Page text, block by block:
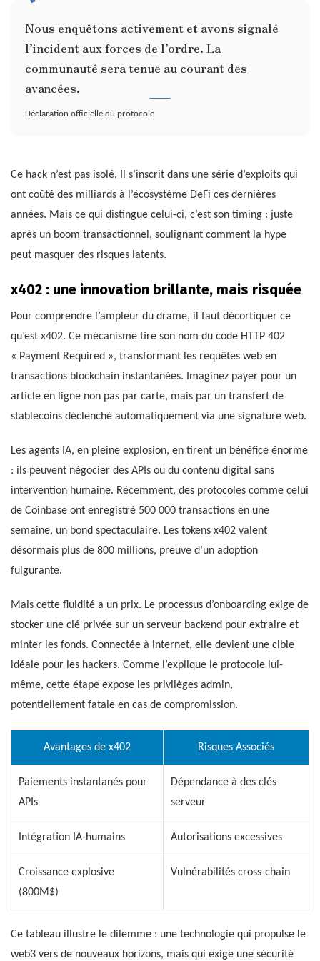
Nous enquêtons activement et avons signalé
l’incident aux forces de l’ordre. La
communauté sera tenue au courant des
avancées.
Déclaration officielle du protocole
Ce hack n’est pas isolé. Il s’inscrit dans une série d’exploits qui
ont coûté des milliards à l’écosystème DeFi ces dernières
années. Mais ce qui distingue celui-ci, c’est son timing : juste
après un boom transactionnel, soulignant comment la hype
peut masquer des risques latents.
x402 : une innovation brillante, mais risquée
Pour comprendre l’ampleur du drame, il faut décortiquer ce
qu’est x402. Ce mécanisme tire son nom du code HTTP 402
« Payment Required », transformant les requêtes web en
transactions blockchain instantanées. Imaginez payer pour un
article en ligne non pas par carte, mais par un transfert de
stablecoins déclenché automatiquement via une signature web.
Les agents IA, en pleine explosion, en tirent un bénéfice énorme
: ils peuvent négocier des APIs ou du contenu digital sans
intervention humaine. Récemment, des protocoles comme celui
de Coinbase ont enregistré 500 000 transactions en une
semaine, un bond spectaculaire. Les tokens x402 valent
désormais plus de 800 millions, preuve d’un adoption
fulgurante.
Mais cette fluidité a un prix. Le processus d’onboarding exige de
stocker une clé privée sur un serveur backend pour extraire et
minter les fonds. Connectée à internet, elle devient une cible
idéale pour les hackers. Comme l’explique le protocole lui-
même, cette étape expose les privilèges admin,
potentiellement fatale en cas de compromission.
Avantages de x402 Risques Associés
Paiements instantanés pour
APIs
Dépendance à des clés
serveur
Intégration IA-humains Autorisations excessives
Croissance explosive
(800M$)
Vulnérabilités cross-chain
Ce tableau illustre le dilemme : une technologie qui propulse le
web3 vers de nouveaux horizons, mais qui exige une sécurité